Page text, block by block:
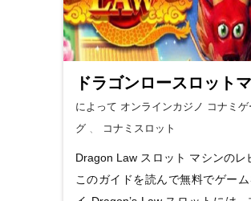
ドラゴンロースロット
によって オンラインカジノ コナミ
グ 、 コナミスロット
Dragon Law スロット マシンのレ
このガイドを読んで無料でゲー